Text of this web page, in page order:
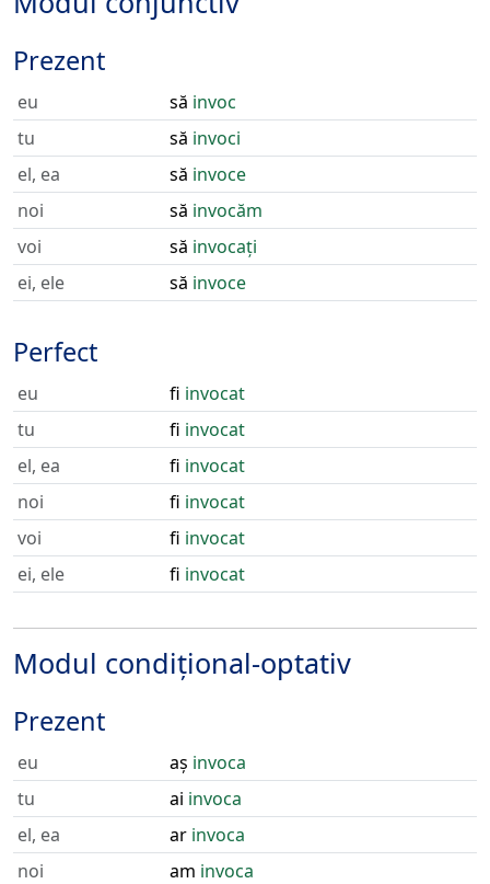
Prezent
eu să invoc
tu
să invoci
el, ea
să invoce
noi
să invocăm
voi
să invocați
ei, ele
să invoce
Perfect
eu fi invocat
tu
fi invocat
el, ea
fi invocat
noi
fi invocat
voi
fi invocat
ei, ele
fi invocat
Modul condițional-optativ
Prezent
eu aș invoca
tu
ai invoca
el, ea
ar invoca
noi
am invoca